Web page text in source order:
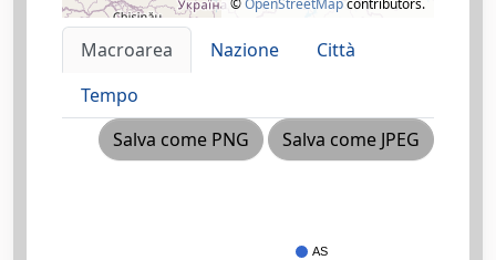
©OpenStreetMapcontributors.
Macroarea Nazione
Città
Tempo
Salva come PNG
Salva come JPEG
AS